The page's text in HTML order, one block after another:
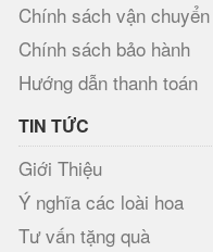
Chính sách vận chuyển
Chính sách bảo hành
Hướng dẫn thanh toán
TIN TỨC
Giới Thiệu
Ý nghĩa các loài hoa
Tư vấn tặng quà